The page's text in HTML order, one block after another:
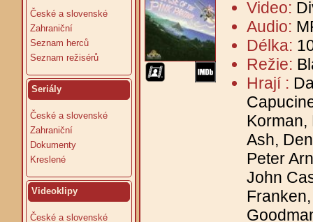
České a slovenské
Zahraniční
Seznam herců
Seznam režisérů
Seriály
České a slovenské
Zahraniční
Dokumenty
Kreslené
Videoklipy
České a slovenské
Video:
Audio:
Délka:
Režie:
Hrají :
Korman,
Ash,
Peter
John